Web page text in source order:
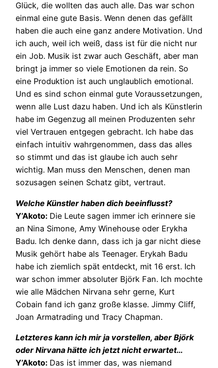
Glück, die wollten das auch alle. Das war schon
einmal eine gute Basis. Wenn denen das gefällt
haben die auch eine ganz andere Motivation. Und
ich auch, weil ich weiß, dass ist für die nicht nur
ein Job. Musik ist zwar auch Geschäft, aber man
bringt ja immer so viele Emotionen da rein. So
eine Produktion ist auch unglaublich emotional.
Und es sind schon einmal gute Voraussetzungen,
wenn alle Lust dazu haben. Und ich als Künstlerin
habe im Gegenzug all meinen Produzenten sehr
viel Vertrauen entgegen gebracht. Ich habe das
einfach intuitiv wahrgenommen, dass das alles
so stimmt und das ist glaube ich auch sehr
wichtig. Man muss den Menschen, denen man
sozusagen seinen Schatz gibt, vertraut.
Welche Künstler haben dich beeinflusst?
Y’Akoto: Die Leute sagen immer ich erinnere sie
an Nina Simone, Amy Winehouse oder Erykha
Badu. Ich denke dann, dass ich ja gar nicht diese
Musik gehört habe als Teenager. Erykah Badu
habe ich ziemlich spät entdeckt, mit 16 erst. Ich
war schon immer absoluter Björk Fan. Ich mochte
wie alle Mädchen Nirvana sehr gerne, Kurt
Cobain fand ich ganz große klasse. Jimmy Cliff,
Joan Armatrading und Tracy Chapman.
Letzteres kann ich mir ja vorstellen, aber Björk
oder Nirvana hätte ich jetzt nicht erwartet…
Y’Akoto: Das ist immer das, was niemand